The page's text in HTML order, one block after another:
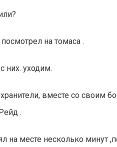
на томаса .
них. уходим.
вместе со своим
.
на месте несколько минут